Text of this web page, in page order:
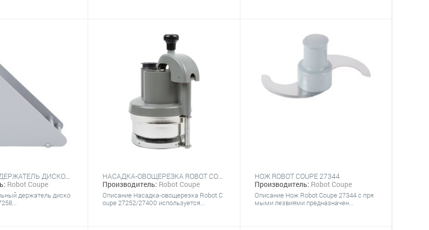
МОДУЛЬНЫЙ ДЕРЖАТЕЛЬ ДИСКОВ ROBOT COUPE 27258
Robot Coupe
держатель диско
НАСАДКА-ОВОЩЕРЕЗКА ROBOT COUPE 27252/27400 ДЛЯ R402
Производитель: Robot Coupe
Описание Насадка-овощерезка Robot C
oupe 27252/27400 используется...
НОЖ ROBOT COUPE 27344
Производитель: Robot Coupe
Описание Нож Robot Coupe 27344 с пря
мыми лезвиями предназначен...